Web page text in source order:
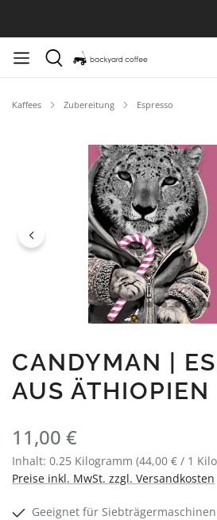
Kaffees Zubereitung Espresso
Bildergalerie überspringen
CANDYMAN |
AUS ÄTHIOPIEN
Regulärer Preis:
11,00 €
Inhalt: 0.25 Kilogramm (44,00 € / 1
Preise inkl. MwSt. zzgl. Versandkosten
Geeignet für